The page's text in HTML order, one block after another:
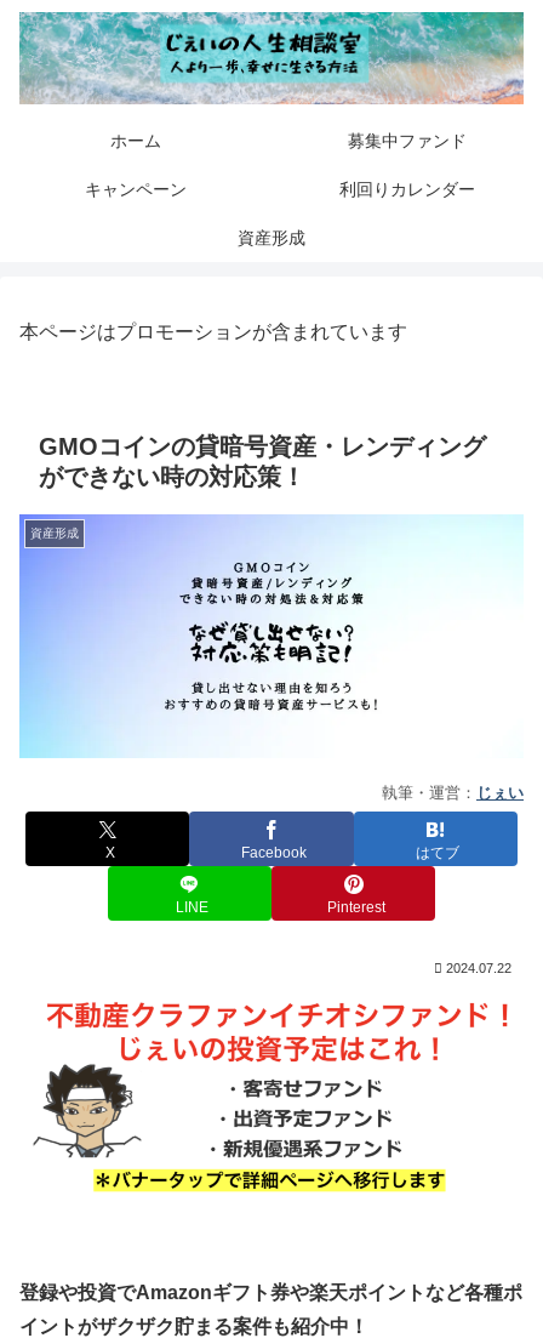
ホーム 募集中ファンド
キャンペーン 利回りカレンダー
資産形成
本ページはプロモーションが含まれています
GMOコインの貸暗号資産・レンディング
ができない時の対応策！
資産形成
執筆・運営： じぇい
X Facebook はてブ
LINE Pinterest
2024.07.22
登録や投資でAmazonギフト券や楽天ポイントなど各種ポ
イントがザクザク貯まる案件も紹介中！